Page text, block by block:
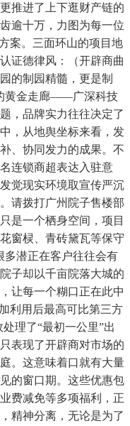
推进了上下逛财产链的
逾十万，力图为每一位
案。三面环山的项目地
证德律风：（开辟商曲
的制园精髓，更是制
黄金走廊——广深科技
，品牌实力往往决定了
，从地舆坐标来看，发
、协同发力的成果。不
连锁商超表达入驻意
觉现实环境取宣传严沉
请拨打广州院子售楼部
是一个栖身空间，项目
窗棂、青砖黛瓦等保守
多潜正在客户往往会有
子却以千亩院落大城的
让每一个糊口正在此中
利用后最高可比第三方
理了“最初一公里”出
表现了开辟商对市场的
。这意味着口就有大量
的窗口期。这些优惠包
费减免等多项福利，正
精神分离，无论是为了